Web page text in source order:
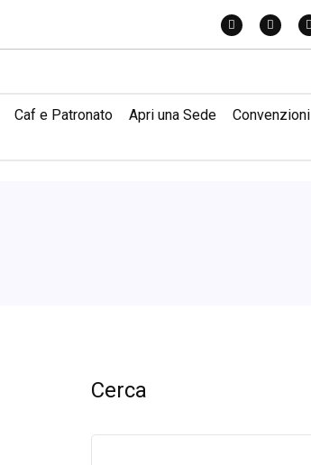
Caf e Patronato Apri una Sede
Convenzioni
Cerca